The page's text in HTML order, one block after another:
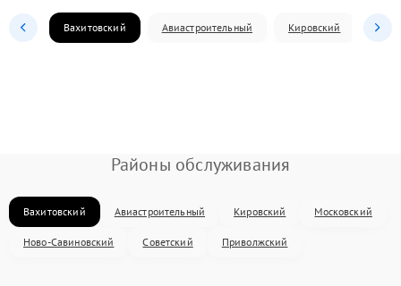
Вахитовский Авиастроительный Кировский
Районы обслуживания
Вахитовский Авиастроительный Кировский Московский
Ново-Савиновский Советский Приволжский